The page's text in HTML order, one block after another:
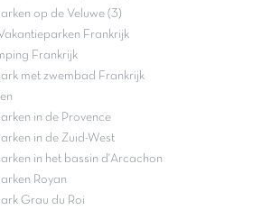
op de Veluwe (3)
Frankrijk
Frankrijk
met zwembad Frankrijk
in de Provence
in de Zuid-West
in het bassin d'Arcachon
Royan
Grau du Roi